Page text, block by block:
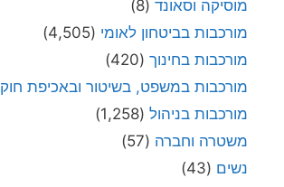
מוסיקה וסאונד (8)
מורכבות בביטחון לאומי (4,505)
מורכבות בחינוך (420)
מורכבות במשפט, בשיטור ובאכיפת חוק
מורכבות בניהול (1,258)
משטרה וחברה (57)
נשים (43)